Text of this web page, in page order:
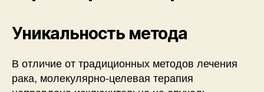
Уникальность метода
В отличие от традиционных методов лечения
рака, молекулярно-целевая терапия